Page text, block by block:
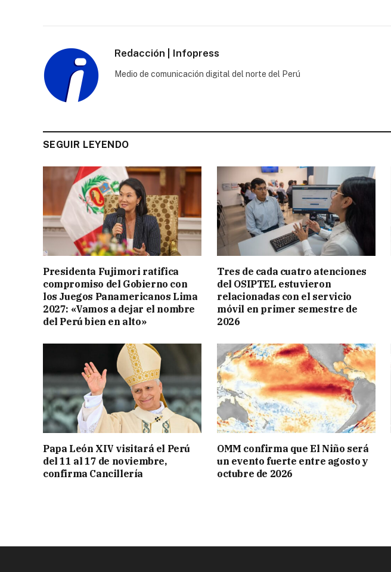
Redacción | Infopress
Medio de comunicación digital del norte del Perú
SEGUIR LEYENDO
Presidenta Fujimori ratifica
compromiso del Gobierno con
los Juegos Panamericanos Lima
2027: «Vamos a dejar el nombre
del Perú bien en alto»
Tres de cada cuatro atenciones
del OSIPTEL estuvieron
relacionadas con el servicio
móvil en primer semestre de
2026
Papa León XIV visitará el Perú
del 11 al 17 de noviembre,
confirma Cancillería
OMM confirma que El Niño será
un evento fuerte entre agosto y
octubre de 2026